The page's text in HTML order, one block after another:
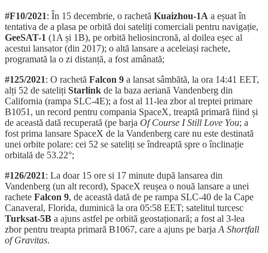
#F10/2021: În 15 decembrie, o rachetă Kuaizhou-1A a eșuat în
tentativa de a plasa pe orbită doi sateliți comerciali pentru navigație,
GeeSAT-1 (1A și 1B), pe orbită heliosincronă, al doilea eșec al
acestui lansator (din 2017); o altă lansare a aceleiași rachete,
programată la o zi distanță, a fost amânată;
#125/2021: O rachetă Falcon 9 a lansat sâmbătă, la ora 14:41 EET,
alți 52 de sateliți Starlink de la baza aeriană Vandenberg din
California (rampa SLC-4E); a fost al 11-lea zbor al treptei primare
B1051, un record pentru compania SpaceX, treaptă primară fiind și
de această dată recuperată (pe barja Of Course I Still Love You; a
fost prima lansare SpaceX de la Vandenberg care nu este destinată
unei orbite polare: cei 52 se sateliți se îndreaptă spre o înclinație
orbitală de 53.22°;
#126/2021: La doar 15 ore si 17 minute după lansarea din
Vandenberg (un alt record), SpaceX reușea o nouă lansare a unei
rachete Falcon 9, de această dată de pe rampa SLC-40 de la Cape
Canaveral, Florida, duminică la ora 05:58 EET; satelitul turcesc
Turksat-5B a ajuns astfel pe orbită geostaționară; a fost al 3-lea
zbor pentru treapta primară B1067, care a ajuns pe barja A Shortfall
of Gravitas.